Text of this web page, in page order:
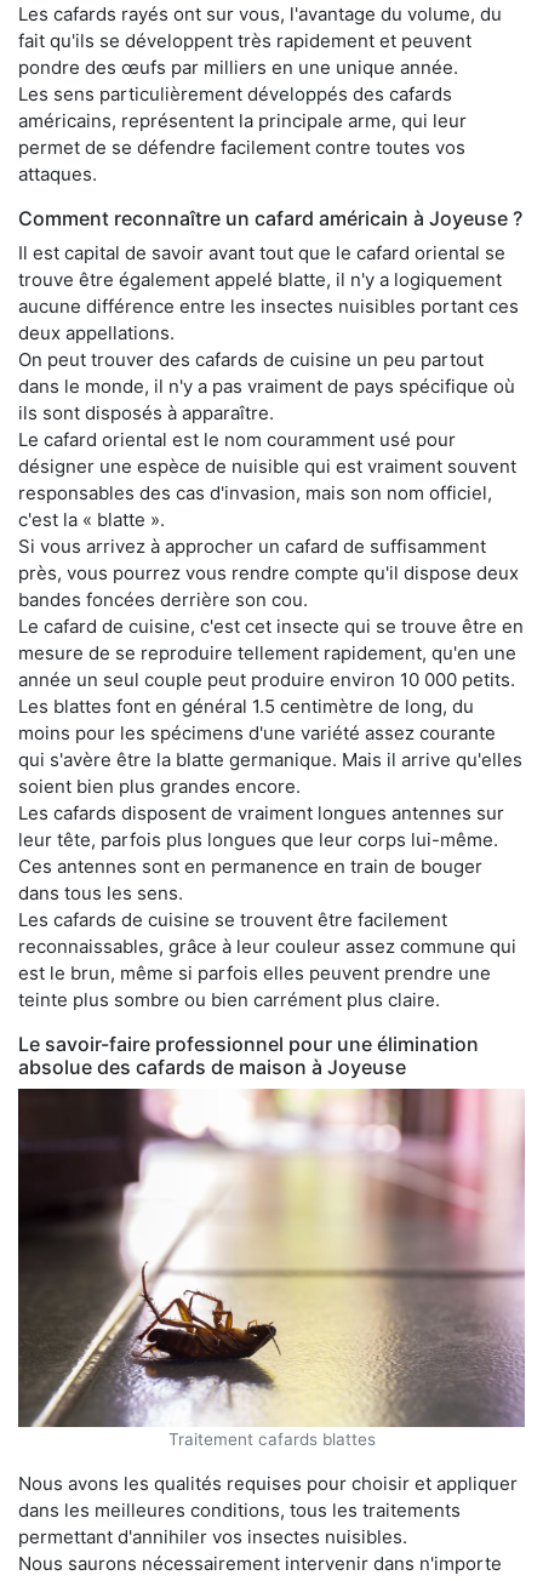
Les cafards rayés ont sur vous, l'avantage du volume, du
fait qu'ils se développent très rapidement et peuvent
pondre des œufs par milliers en une unique année.
Les sens particulièrement développés des cafards
américains, représentent la principale arme, qui leur
permet de se défendre facilement contre toutes vos
attaques.
Comment reconnaître un cafard américain à Joyeuse ?
Il est capital de savoir avant tout que le cafard oriental se
trouve être également appelé blatte, il n'y a logiquement
aucune différence entre les insectes nuisibles portant ces
deux appellations.
On peut trouver des cafards de cuisine un peu partout
dans le monde, il n'y a pas vraiment de pays spécifique où
ils sont disposés à apparaître.
Le cafard oriental est le nom couramment usé pour
désigner une espèce de nuisible qui est vraiment souvent
responsables des cas d'invasion, mais son nom officiel,
c'est la « blatte ».
Si vous arrivez à approcher un cafard de suffisamment
près, vous pourrez vous rendre compte qu'il dispose deux
bandes foncées derrière son cou.
Le cafard de cuisine, c'est cet insecte qui se trouve être en
mesure de se reproduire tellement rapidement, qu'en une
année un seul couple peut produire environ 10 000 petits.
Les blattes font en général 1.5 centimètre de long, du
moins pour les spécimens d'une variété assez courante
qui s'avère être la blatte germanique. Mais il arrive qu'elles
soient bien plus grandes encore.
Les cafards disposent de vraiment longues antennes sur
leur tête, parfois plus longues que leur corps lui-même.
Ces antennes sont en permanence en train de bouger
dans tous les sens.
Les cafards de cuisine se trouvent être facilement
reconnaissables, grâce à leur couleur assez commune qui
est le brun, même si parfois elles peuvent prendre une
teinte plus sombre ou bien carrément plus claire.
Le savoir-faire professionnel pour une élimination
absolue des cafards de maison à Joyeuse
Traitement cafards blattes
Nous avons les qualités requises pour choisir et appliquer
dans les meilleures conditions, tous les traitements
permettant d'annihiler vos insectes nuisibles.
Nous saurons nécessairement intervenir dans n'importe